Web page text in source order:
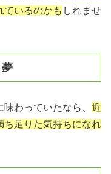
ているのかも しれませ
わっていたなら、 近
ち足りた気持ちになれ